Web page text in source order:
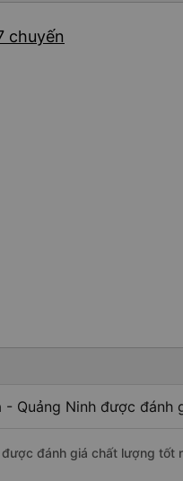
chuyến
Quảng Ninh được đánh
đánh giá chất lượng tốt